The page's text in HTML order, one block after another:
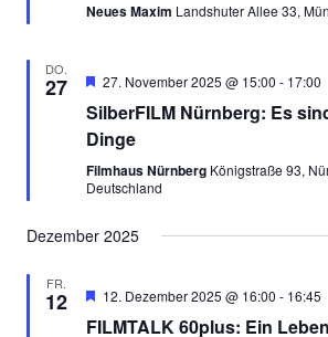
Neues Maxim Landshuter Allee 33,
DO.
27 Empfohlen
27. November 2025 @ 15:00 - 17:00
SilberFILM Nürnberg: Es
Dinge
Filmhaus Nürnberg Königstraße 93,
Deutschland
Dezember 2025
FR.
12 Empfohlen
12. Dezember 2025 @ 16:00 - 16:45
FILMTALK 60plus: Ein